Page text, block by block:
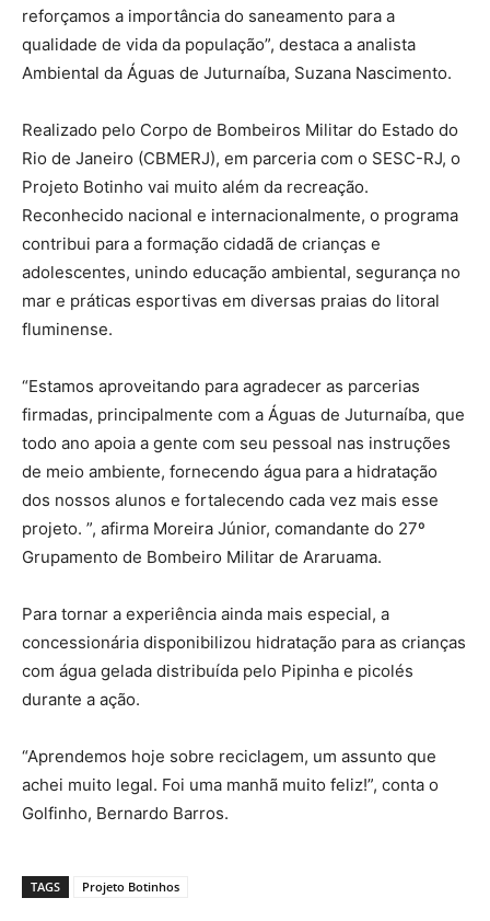
reforçamos a importância do saneamento para a
qualidade de vida da população”, destaca a analista
Ambiental da Águas de Juturnaíba, Suzana Nascimento.
Realizado pelo Corpo de Bombeiros Militar do Estado do
Rio de Janeiro (CBMERJ), em parceria com o SESC-RJ, o
Projeto Botinho vai muito além da recreação.
Reconhecido nacional e internacionalmente, o programa
contribui para a formação cidadã de crianças e
adolescentes, unindo educação ambiental, segurança no
mar e práticas esportivas em diversas praias do litoral
fluminense.
“Estamos aproveitando para agradecer as parcerias
firmadas, principalmente com a Águas de Juturnaíba, que
todo ano apoia a gente com seu pessoal nas instruções
de meio ambiente, fornecendo água para a hidratação
dos nossos alunos e fortalecendo cada vez mais esse
projeto. ”, afirma Moreira Júnior, comandante do 27º
Grupamento de Bombeiro Militar de Araruama.
Para tornar a experiência ainda mais especial, a
concessionária disponibilizou hidratação para as crianças
com água gelada distribuída pelo Pipinha e picolés
durante a ação.
“Aprendemos hoje sobre reciclagem, um assunto que
achei muito legal. Foi uma manhã muito feliz!”, conta o
Golfinho, Bernardo Barros.
TAGS Projeto Botinhos